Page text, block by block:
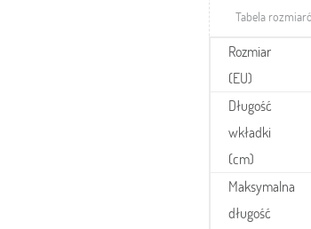
Tabela
Rozmiar
(EU)
Długość
wkładki
(cm)
Maksymalna
długość